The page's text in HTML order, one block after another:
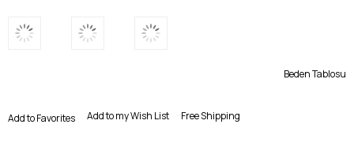
Beden Tablosu
Add to Favorites Add to my Wish List Free Shipping